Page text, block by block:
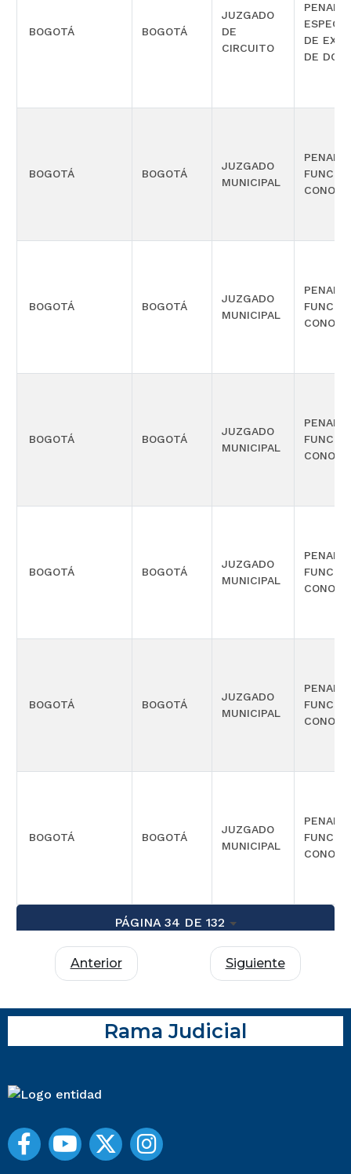
BOGOTÁ BOGOTÁ
JUZGADO
DE
CIRCUITO
PENAL
DE
DE
BOGOTÁ BOGOTÁ
JUZGADO
MUNICIPAL
PENAL
BOGOTÁ BOGOTÁ
JUZGADO
MUNICIPAL
PENAL
BOGOTÁ BOGOTÁ
JUZGADO
MUNICIPAL
PENAL
BOGOTÁ BOGOTÁ
JUZGADO
MUNICIPAL
PENAL
BOGOTÁ BOGOTÁ
JUZGADO
MUNICIPAL
PENAL
BOGOTÁ BOGOTÁ
JUZGADO
MUNICIPAL
PENAL
PÁGINA 34 DE 132
Anterior Siguiente
Rama Judicial